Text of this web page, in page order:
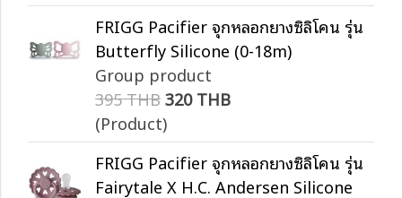
FRIGG Pacifier จุกหลอกยางซิลิโคน รุ่น
Butterfly Silicone (0-18m)
Group product
395 THB320 THB
(Product)
FRIGG Pacifier จุกหลอกยางซิลิโคน รุ่น
Fairytale X H.C. Andersen Silicone